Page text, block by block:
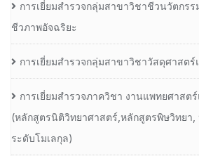
การเยี่ยมสำรวจกลุ่มสาขาวิชาชีวนวัตกร
ชีวภาพอัจฉริยะ
การเยี่ยมสำรวจกลุ่มสาขาวิชาวัสดุศาสต
การเยี่ยมสำรวจภาควิชา งานแพทยศาส
(หลักสูตรนิติวิทยาศาสตร์,หลักสูตรพิษวิทยา,
ระดับโมเลกุล)